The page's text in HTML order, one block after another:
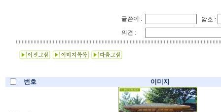
글쓴이 :
암호 :
의견 :
번호 이미지